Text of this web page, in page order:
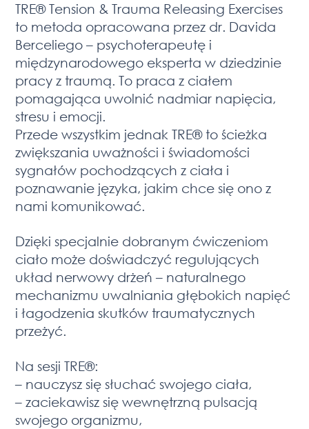
TRE® Tension & Trauma Releasing Exercises
to metoda opracowana przez dr. Davida
Berceliego – psychoterapeutę i
międzynarodowego eksperta w dziedzinie
pracy z traumą. To praca z ciałem
pomagająca uwolnić nadmiar napięcia,
stresu i emocji.
Przede wszystkim jednak TRE® to ścieżka
zwiększania uważności i świadomości
sygnałów pochodzących z ciała i
poznawanie języka, jakim chce się ono z
nami komunikować.
Dzięki specjalnie dobranym ćwiczeniom
ciało może doświadczyć regulujących
układ nerwowy drżeń – naturalnego
mechanizmu uwalniania głębokich napięć
i łagodzenia skutków traumatycznych
przeżyć.
Na sesji TRE®:
– nauczysz się słuchać swojego ciała,
– zaciekawisz się wewnętrzną pulsacją
swojego organizmu,